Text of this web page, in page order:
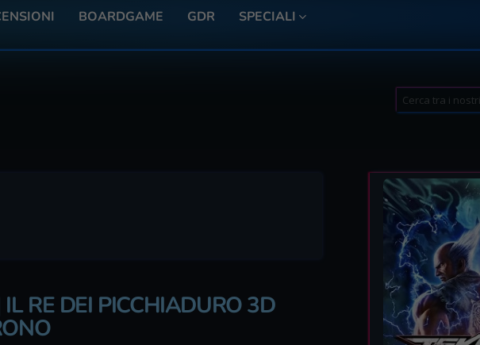
BOARDGAME GDR SPECIALI
Search
for:
RE DEI PICCHIADURO 3D